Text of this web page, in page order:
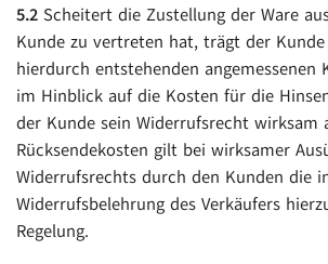
5.2 Scheitert die Zustellung der Ware
Kunde zu vertreten hat, trägt der
hierdurch entstehenden angemessenen
im Hinblick auf die Kosten für die
der Kunde sein Widerrufsrecht wirksam
Rücksendekosten gilt bei wirksamer
Widerrufsrechts durch den Kunden die
Widerrufsbelehrung des Verkäufers
Regelung.